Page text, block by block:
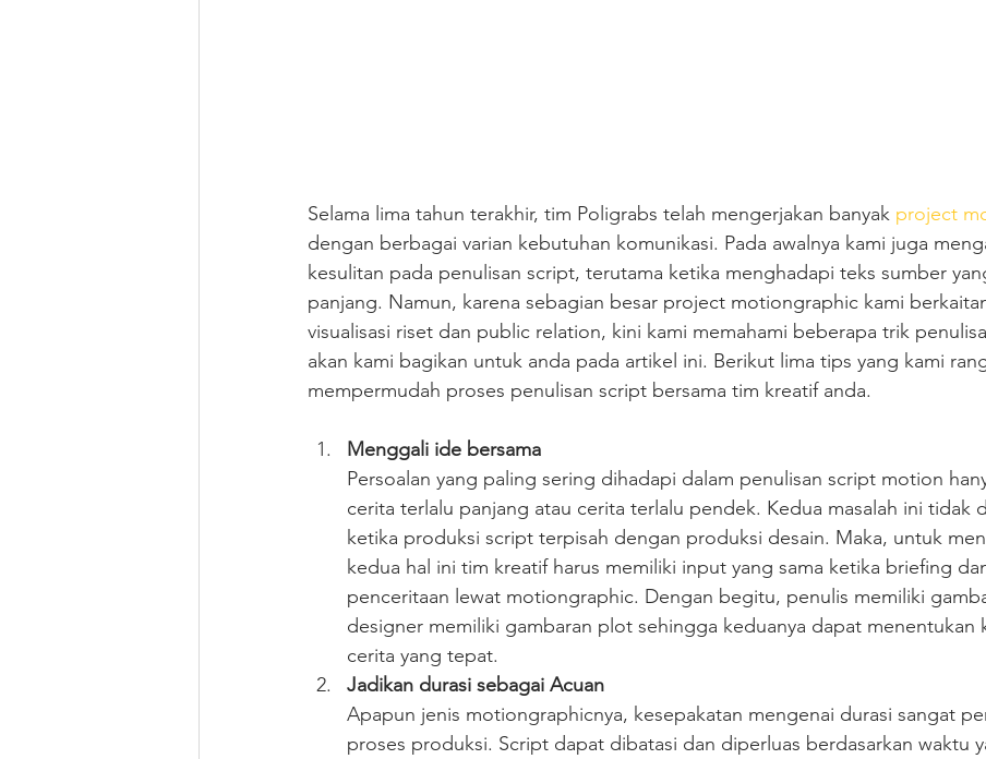
Selama lima tahun terakhir, tim Poligrabs telah mengerjakan banyak project
dengan berbagai varian kebutuhan komunikasi. Pada awalnya kami juga
kesulitan pada penulisan script, terutama ketika menghadapi teks sumber
panjang. Namun, karena sebagian besar project motiongraphic kami
visualisasi riset dan public relation, kini kami memahami beberapa trik
akan kami bagikan untuk anda pada artikel ini. Berikut lima tips yang kami
mempermudah proses penulisan script bersama tim kreatif anda.
Menggali ide bersama
Persoalan yang paling sering dihadapi dalam penulisan script motion
cerita terlalu panjang atau cerita terlalu pendek. Kedua masalah ini tidak
ketika produksi script terpisah dengan produksi desain. Maka, untuk
kedua hal ini tim kreatif harus memiliki input yang sama ketika briefing
penceritaan lewat motiongraphic. Dengan begitu, penulis memiliki
designer memiliki gambaran plot sehingga keduanya dapat menentukan
cerita yang tepat.
Jadikan durasi sebagai Acuan
Apapun jenis motiongraphicnya, kesepakatan mengenai durasi sangat
proses produksi. Script dapat dibatasi dan diperluas berdasarkan waktu